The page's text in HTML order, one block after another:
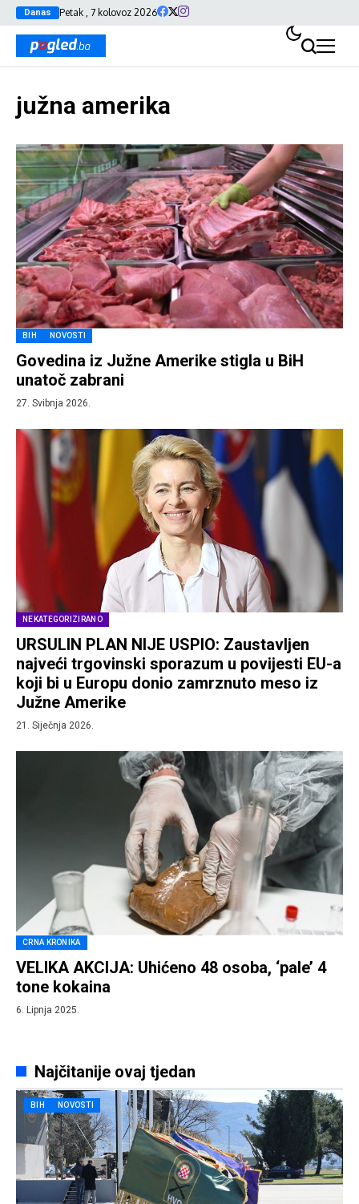
Danas Petak , 7 kolovoz 2026
južna amerika
BIH NOVOSTI
Govedina iz Južne Amerike stigla u BiH
unatoč zabrani
27. Svibnja 2026.
NEKATEGORIZIRANO
URSULIN PLAN NIJE USPIO: Zaustavljen
najveći trgovinski sporazum u povijesti EU-a
koji bi u Europu donio zamrznuto meso iz
Južne Amerike
21. Siječnja 2026.
CRNA KRONIKA
VELIKA AKCIJA: Uhićeno 48 osoba, ‘pale’ 4
tone kokaina
6. Lipnja 2025.
Najčitanije ovaj tjedan
BIH NOVOSTI